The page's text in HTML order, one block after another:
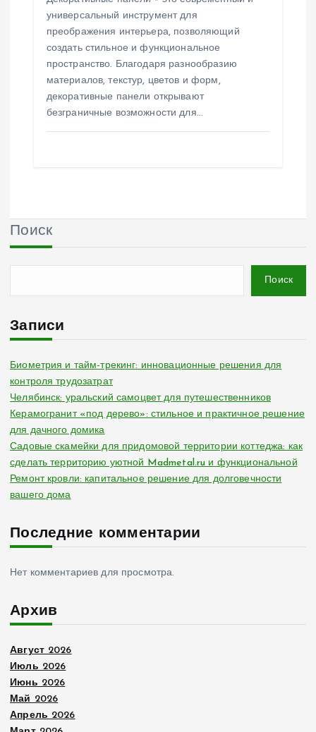
универсальный инструмент для
преображения интерьера, позволяющий
создать стильное и функциональное
пространство. Благодаря разнообразию
материалов, текстур, цветов и форм,
декоративные панели открывают
безграничные возможности для…
Поиск
Поиск
Записи
Биометрия и тайм-трекинг: инновационные решения для
контроля трудозатрат
Челябинск: уральский самоцвет для путешественников
Керамогранит «под дерево»: стильное и практичное решение
для дачного домика
Садовые скамейки для придомовой территории коттеджа: как
сделать территорию уютной Madmetal.ru и функциональной
Ремонт кровли: капитальное решение для долговечности
вашего дома
Последние комментарии
Нет комментариев для просмотра.
Архив
Август 2026
Июль 2026
Июнь 2026
Май 2026
Апрель 2026